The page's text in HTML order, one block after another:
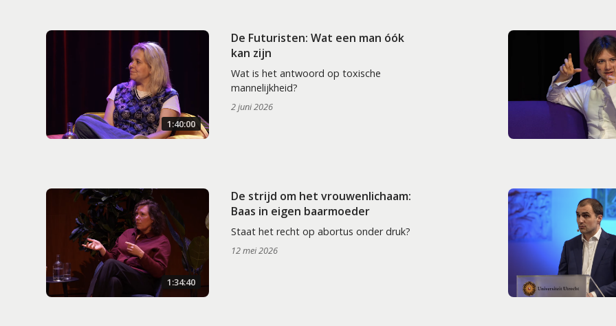
1:40:00
De Futuristen: Wat een man óók
kan zijn
Wat is het antwoord op toxische
mannelijkheid?
2 juni 2026
1:34:40
De strijd om het vrouwenlichaam:
Baas in eigen baarmoeder
Staat het recht op abortus onder druk?
12 mei 2026